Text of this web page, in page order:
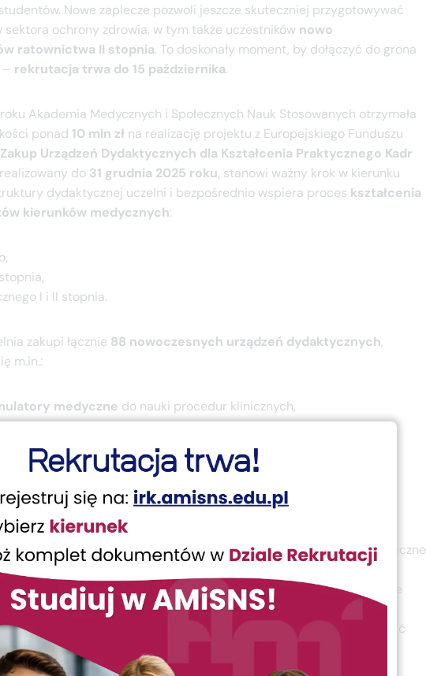
Nowe zaplecze pozwoli jeszcze skuteczniej przygotowywać
sektora ochrony zdrowia, w tym także uczestników nowo
ratownictwa II stopnia. To doskonały moment, by dołączyć do grona
rekrutacja trwa do 15 października.
Akademia Medycznych i Społecznych Nauk Stosowanych otrzymała
ponad 10 mln zł na realizację projektu z Europejskiego Funduszu
Urządzeń Dydaktycznych dla Kształcenia Praktycznego Kadr
do 31 grudnia 2025 roku, stanowi ważny krok w kierunku
dydaktycznej uczelni i bezpośrednio wspiera proces kształcenia
kierunków medycznych:
I i II stopnia.
zakupi łącznie 88 nowoczesnych urządzeń dydaktycznych,
m.in.:
medyczne do nauki procedur klinicznych,
iurządzenia diagnostyczne,
do ćwiczeń z zakresu ratownictwa,
pacjentówi realizacji zajęć praktycznych.
studentom na naukę w warunkach zbliżonych do rzeczywistych
czemu będą mogli rozwijać praktyczne umiejętności niezbędne
Nowoczesne symulatory, modele i trenażery pozwolą na bezpieczne
naukę szybkiego reagowania w sytuacjach stresowych
i komunikacji w zespole – w środowisku przypominającym realne
umożliwi także poznanie obsługi specjalistycznych urządzeń
a połączenie teorii z praktyką znacząco zwiększy skuteczność
AMiSNS do wyzwań współczesnej medycyny.